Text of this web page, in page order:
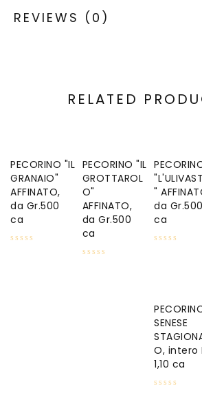
REVIEWS (0)
RELATED
PECORINO "IL
GRANAIO"
AFFINATO,
da Gr.500
ca
PECORINO "IL
GROTTAROL
O"
AFFINATO,
da Gr.500
ca
"
da Gr.500
ca
SENESE
O, intero
1,10 ca